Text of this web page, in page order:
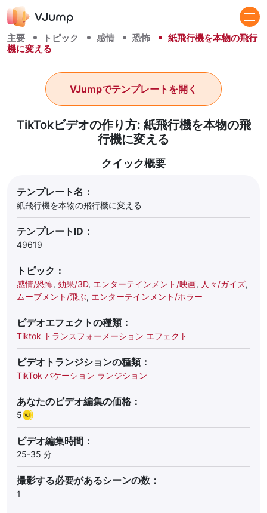
主要 トピック 感情 恐怖
紙飛行機を本物の飛行
機に変える
TikTokビデオの作り方: 紙飛行機を本物の飛
行機に変える
VJumpでテンプレートを開く
クイック概要
テンプレート名：
紙飛行機を本物の飛行機に変える
テンプレートID：
49619
トピック：
感情/恐怖, 効果/3D, エンターテインメント/映画, 人々/ガイズ,
ムーブメント/飛ぶ, エンターテインメント/ホラー
ビデオエフェクトの種類：
Tiktok トランスフォーメーション エフェクト
ビデオトランジションの種類：
TikTok バケーション ランジション
あなたのビデオ編集の価格：
5
ビデオ編集時間：
25-35 分
撮影する必要があるシーンの数：
1